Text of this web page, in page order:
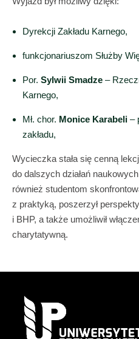
Dyrekcji Zakładu Karnego,
funkcjonariuszom Służby
Por. Sylwii Smadze –
Karnego,
Mł. chor. Monice Karabeli –
zakładu,
Wycieczka stała się cenną
do dalszych działań
również studentom
z praktyką, poszerzył
i BHP, a także umożliwił
charytatywną.